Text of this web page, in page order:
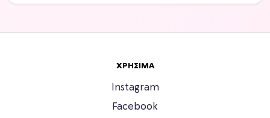
ΧΡΉΣΙΜΑ
Instagram
Facebook